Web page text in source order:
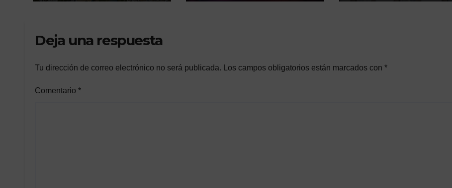
Deja una respuesta
Tu dirección de correo electrónico no será publicada. Los campos obligatorios están marcados con *
Comentario *